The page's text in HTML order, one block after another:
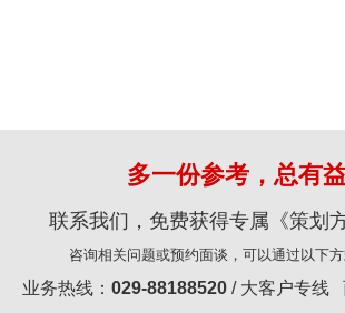
多一份参考，总有
联系我们，免费获得专属《策划
咨询相关问题或预约面谈，可以通过以下
业务热线： 029-88188520/ 大客户专线